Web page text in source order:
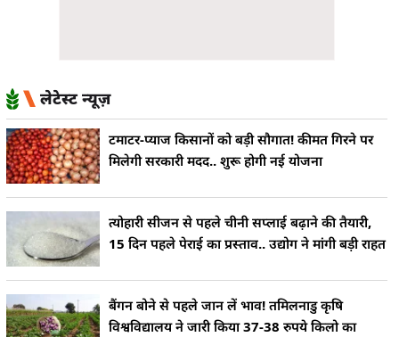
लेटेस्ट न्यूज़
टमाटर-प्याज किसानों को बड़ी सौगात! कीमत गिरने पर
मिलेगी सरकारी मदद.. शुरू होगी नई योजना
त्योहारी सीजन से पहले चीनी सप्लाई बढ़ाने की तैयारी,
15 दिन पहले पेराई का प्रस्ताव.. उद्योग ने मांगी बड़ी राहत
बैंगन बोने से पहले जान लें भाव! तमिलनाडु कृषि
विश्वविद्यालय ने जारी किया 37-38 रुपये किलो का